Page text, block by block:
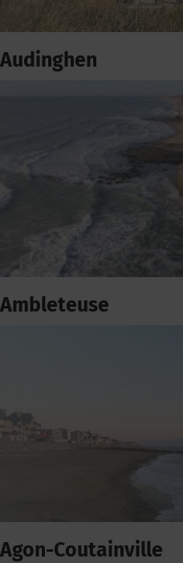
Audinghen
Ambleteuse
Agon-Coutainville